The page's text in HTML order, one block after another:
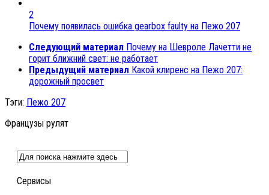
2
Почему появилась ошибка gearbox faulty на Пежо 207
Следующий материал Почему на Шевроле Лачетти не
горит ближний свет: не работает
Предыдущий материал Какой клиренс на Пежо 207:
дорожный просвет
Тэги: Пежо 207
Французы рулят
Сервисы